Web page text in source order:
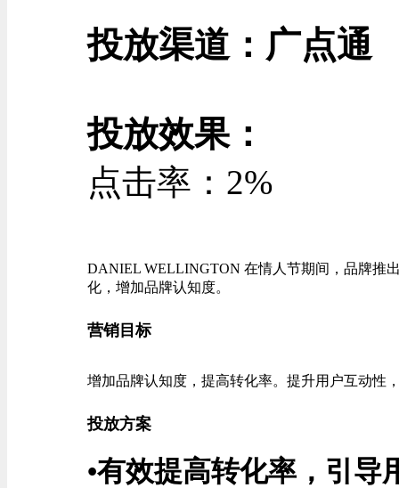
投放渠道：广点通
投放效果：
点击率：2%
DANIEL WELLINGTON 在情人节期间，品牌推
化，增加品牌认知度。
营销目标
增加品牌认知度，提高转化率。提升用户互动性
投放方案
•有效提高转化率，引导